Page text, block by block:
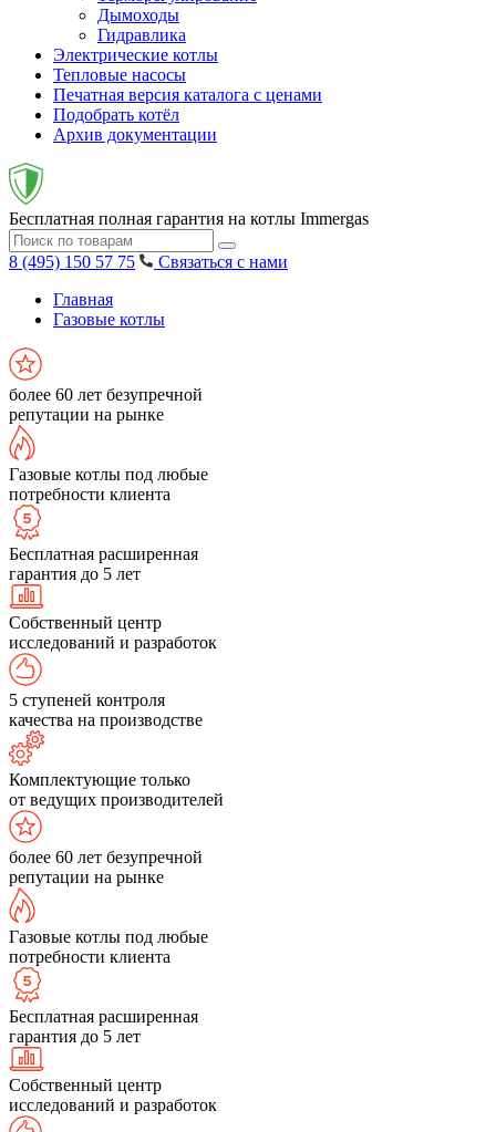
Дымоходы
Гидравлика
Электрические котлы
Тепловые насосы
Печатная версия каталога с ценами
Подобрать котёл
Архив документации
Бесплатная полная гарантия на котлы Immergas
8 (495) 150 57 75
Связаться с нами
Главная
Газовые котлы
более 60 лет безупречной
репутации на рынке
Газовые котлы под любые
потребности клиента
Бесплатная расширенная
гарантия до 5 лет
Собственный центр
исследований и разработок
5 ступеней контроля
качества на производстве
Комплектующие только
от ведущих производителей
более 60 лет безупречной
репутации на рынке
Газовые котлы под любые
потребности клиента
Бесплатная расширенная
гарантия до 5 лет
Собственный центр
исследований и разработок